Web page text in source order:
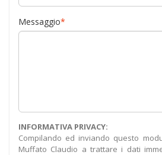
Messaggio*
INFORMATIVA PRIVACY:
Compilando ed inviando questo
Muffato Claudio a trattare i dati